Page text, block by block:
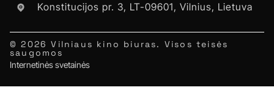
Konstitucijos pr. 3, LT-09601, Vilnius, Lietuva
© 2026 Vilniaus kino biuras. Visos teisės
saugomos
Internetinės svetainės